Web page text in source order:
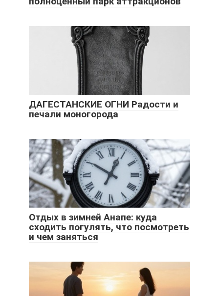
ДАГЕСТАНСКИЕ ОГНИ Радости и
печали моногорода
Отдых в зимней Анапе: куда
сходить погулять, что посмотреть
и чем заняться